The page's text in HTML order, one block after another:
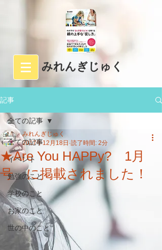
みれんぎじゅく
記事
全ての記事
イベント
勉強のこと
学校のこと
お家のこと
世の中のこと
全ての記事
★Are You HAPPy? 1月
号 に掲載されました！
みれんぎじゅく
2017年12月18日 読了時間: 2分